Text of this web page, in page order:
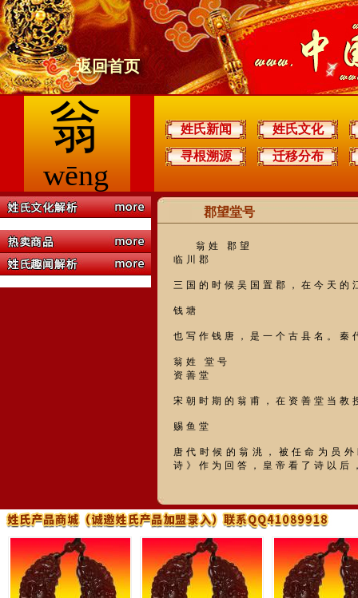
返回首页
翁
wēng
姓氏新闻
姓氏文化
寻根溯源
迁移分布
郡望堂号
翁姓 郡望
临川郡
三国的时候吴国置郡，在今天的
钱塘
也写作钱唐，是一个古县名。
翁姓 堂号
资善堂
宋朝时期的翁甫，在资善堂当
赐鱼堂
唐代时候的翁洮，被任命为员
诗》作为回答，皇帝看了诗以